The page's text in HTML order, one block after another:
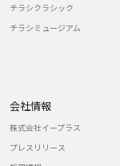
チラシクラシック
チラシミュージアム
会社情報
株式会社イープラス
プレスリリース